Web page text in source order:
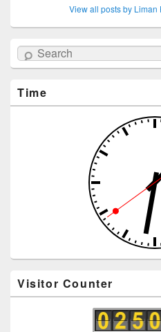
View all posts by Liman
Search
Time
Visitor Counter